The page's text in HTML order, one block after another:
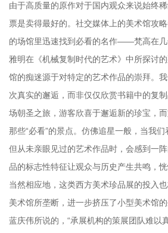
由于高质量的原作对于国内观众来说始终
票是卖得最好的。社交媒体上的美术馆攻
的场馆里迅速找到必看的名作——梵高在几
雅明在《机械复制时代的艺术》中所探讨
馆的痴迷源于对特定的艺术作品的崇拜。
次真实的邂逅，而非仅仅欣赏书籍中的复
场朝圣之旅，游客欣喜于邂逅新的珍宝，
那些“必看”的景点。仿佛追星一般，当我
但从未亲眼见过的艺术作品时，会感到一
品的标志性特征让观众与历史产生共鸣，恍
当然相应地，这类西方美术珍品展的投入
美术馆所垄断，进一步挤压了小型美术馆
蓝庆伟所说的，“承展机构的策展团队难以